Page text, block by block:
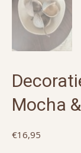
Mocha
€16,95